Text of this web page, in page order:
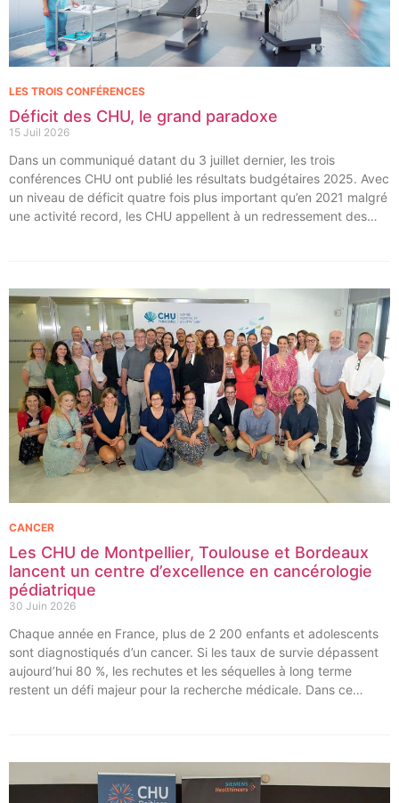
Déficit des CHU, le grand paradoxe
15 Juil 2026
LES TROIS CONFÉRENCES
Dans un communiqué datant du 3 juillet dernier, les trois
conférences CHU ont publié les résultats budgétaires 2025. Avec
un niveau de déficit quatre fois plus important qu’en 2021 malgré
une activité record, les CHU appellent à un redressement des
Les CHU de Montpellier, Toulouse et Bordeaux
lancent un centre d’excellence en cancérologie
pédiatrique
30 Juin 2026
CANCER
Chaque année en France, plus de 2 200 enfants et adolescents
sont diagnostiqués d’un cancer. Si les taux de survie dépassent
aujourd’hui 80 %, les rechutes et les séquelles à long terme
restent un défi majeur pour la recherche médicale. Dans ce
cancers pédiatriques.